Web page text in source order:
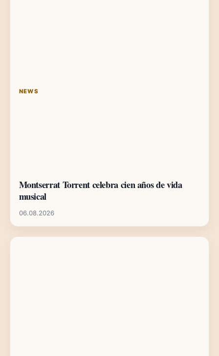
NEWS
Montserrat Torrent celebra cien años de vida
musical
06.08.2026